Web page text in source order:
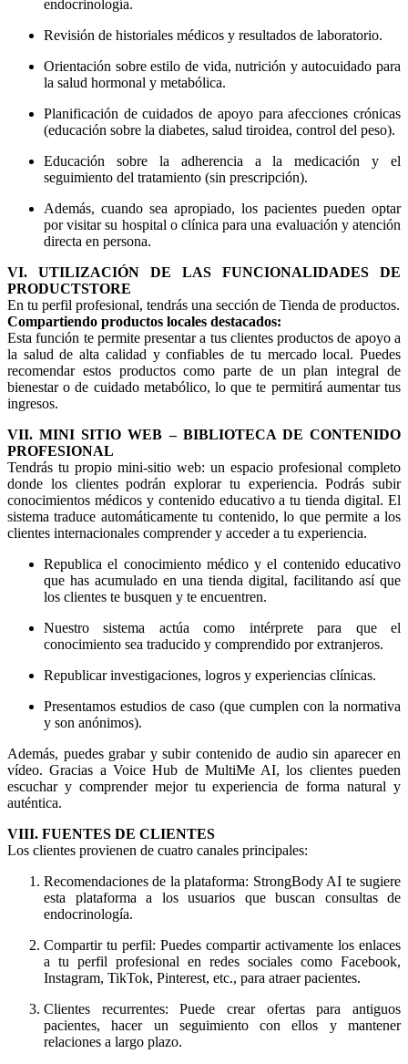
endocrinología.
Revisión de historiales médicos y resultados de laboratorio.
Orientación sobre estilo de vida, nutrición y autocuidado para
la salud hormonal y metabólica.
Planificación de cuidados de apoyo para afecciones crónicas
(educación sobre la diabetes, salud tiroidea, control del peso).
Educación sobre la adherencia a la medicación y el
seguimiento del tratamiento (sin prescripción).
Además, cuando sea apropiado, los pacientes pueden optar
por visitar su hospital o clínica para una evaluación y atención
directa en persona.
VI. UTILIZACIÓN DE LAS FUNCIONALIDADES DE
PRODUCTSTORE
En tu perfil profesional, tendrás una sección de Tienda de productos.
Compartiendo productos locales destacados:
Esta función te permite presentar a tus clientes productos de apoyo a
la salud de alta calidad y confiables de tu mercado local. Puedes
recomendar estos productos como parte de un plan integral de
bienestar o de cuidado metabólico, lo que te permitirá aumentar tus
ingresos.
VII. MINI SITIO WEB – BIBLIOTECA DE CONTENIDO
PROFESIONAL
Tendrás tu propio mini-sitio web: un espacio profesional completo
donde los clientes podrán explorar tu experiencia. Podrás subir
conocimientos médicos y contenido educativo a tu tienda digital. El
sistema traduce automáticamente tu contenido, lo que permite a los
clientes internacionales comprender y acceder a tu experiencia.
Republica el conocimiento médico y el contenido educativo
que has acumulado en una tienda digital, facilitando así que
los clientes te busquen y te encuentren.
Nuestro sistema actúa como intérprete para que el
conocimiento sea traducido y comprendido por extranjeros.
Republicar investigaciones, logros y experiencias clínicas.
Presentamos estudios de caso (que cumplen con la normativa
y son anónimos).
Además, puedes grabar y subir contenido de audio sin aparecer en
vídeo. Gracias a Voice Hub de MultiMe AI, los clientes pueden
escuchar y comprender mejor tu experiencia de forma natural y
auténtica.
VIII. FUENTES DE CLIENTES
Los clientes provienen de cuatro canales principales:
Recomendaciones de la plataforma: StrongBody AI te sugiere
esta plataforma a los usuarios que buscan consultas de
endocrinología.
Compartir tu perfil: Puedes compartir activamente los enlaces
a tu perfil profesional en redes sociales como Facebook,
Instagram, TikTok, Pinterest, etc., para atraer pacientes.
Clientes recurrentes: Puede crear ofertas para antiguos
pacientes, hacer un seguimiento con ellos y mantener
relaciones a largo plazo.